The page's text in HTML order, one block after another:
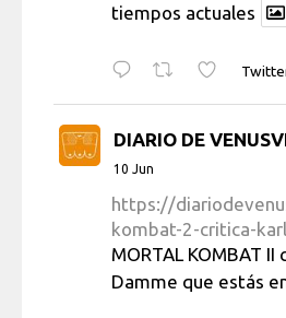
tiempos actuales
DIARIO DE
10 Jun
https://
kombat-2-critica-karl-
MORTAL KOMBAT II
Damme que estás